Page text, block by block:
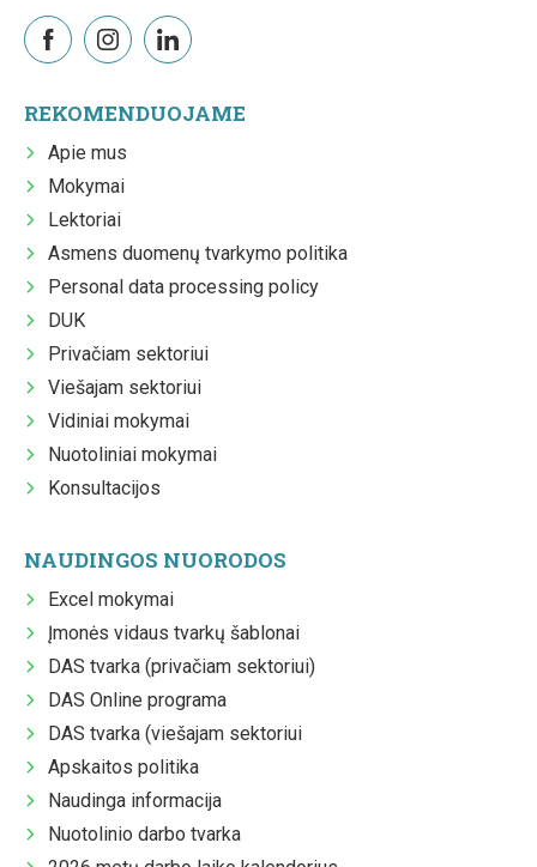
REKOMENDUOJAME
Apie mus
Mokymai
Lektoriai
Asmens duomenų tvarkymo politika
Personal data processing policy
DUK
Privačiam sektoriui
Viešajam sektoriui
Vidiniai mokymai
Nuotoliniai mokymai
Konsultacijos
NAUDINGOS NUORODOS
Excel mokymai
Įmonės vidaus tvarkų šablonai
DAS tvarka (privačiam sektoriui)
DAS Online programa
DAS tvarka (viešajam sektoriui
Apskaitos politika
Naudinga informacija
Nuotolinio darbo tvarka